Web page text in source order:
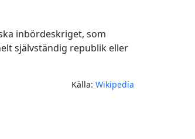
inbördeskriget, som
självständig republik eller
Källa: Wikipedia